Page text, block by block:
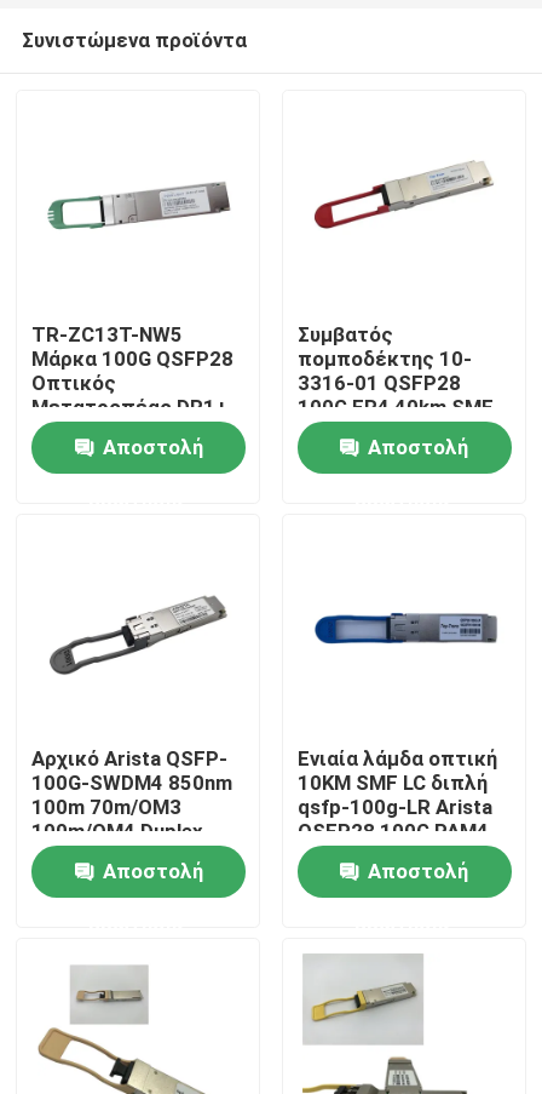
Σπίτι
Προϊόντα
Γύρος εργοστασίων
Μας ελάτε σε επαφή με
Ειδήσεις
Οπτική μονάδα 400G/800G
ενότητα 100G QSFP28
Συνιστώμενα προϊόντα
TR-ZC13T-NW5
Μάρκα 100G QSFP28
Οπτικός
Μετατροπέας DR1+
PAM4 500M
Αποστολή
Συμβατός
πομποδέκτης 10-
3316-01 QSFP28
100G ER4 40km SMF
Αποστολή
Αρχικό Arista QSFP-
100G-SWDM4 850nm
100m 70m/OM3
100m/OM4 Duplex
MMF δέκτη
Αποστολή
Ενιαία λάμδα οπτική
10KM SMF LC διπλή
qsfp-100g-LR Arista
QSFP28 100G PAM4
Αποστολή